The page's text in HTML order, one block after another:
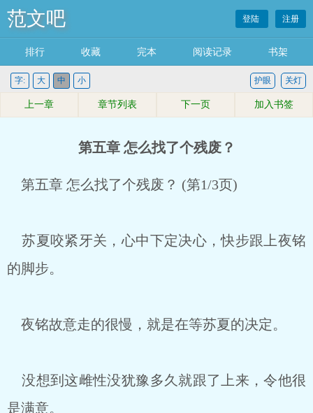
范文吧 登陆 注册
排行 收藏 完本 阅读记录 书架
字: 大 中 小 关灯
护眼
上一章 章节列表 下一页 加入书签
第五章 怎么找了个残废？
第五章 怎么找了个残废？ (第1/3页)
苏夏咬紧牙关，心中下定决心，快步跟上夜铭
的脚步。
夜铭故意走的很慢，就是在等苏夏的决定。
没想到这雌性没犹豫多久就跟了上来，令他很
是满意。